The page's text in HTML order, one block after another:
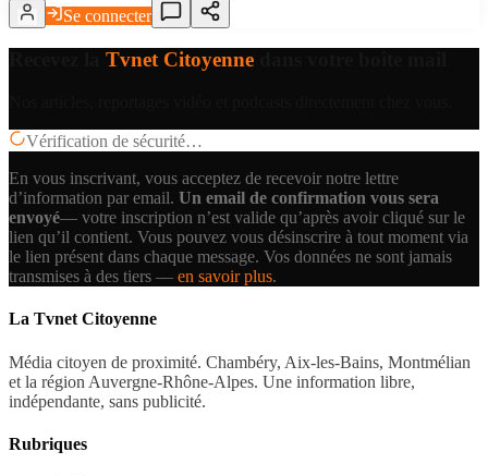
Se connecter
Tvnet Citoyenne
Vérification de sécurité…
En vous inscrivant, vous acceptez de recevoir notre lettre
d’information par email. Un email de confirmation vous sera
envoyé— votre inscription n’est valide qu’après avoir cliqué sur le
lien qu’il contient. Vous pouvez vous désinscrire à tout moment via
le lien présent dans chaque message. Vos données ne sont jamais
transmises à des tiers — en savoir plus.
La Tvnet Citoyenne
Média citoyen de proximité. Chambéry, Aix-les-Bains, Montmélian
et la région Auvergne-Rhône-Alpes. Une information libre,
indépendante, sans publicité.
Rubriques